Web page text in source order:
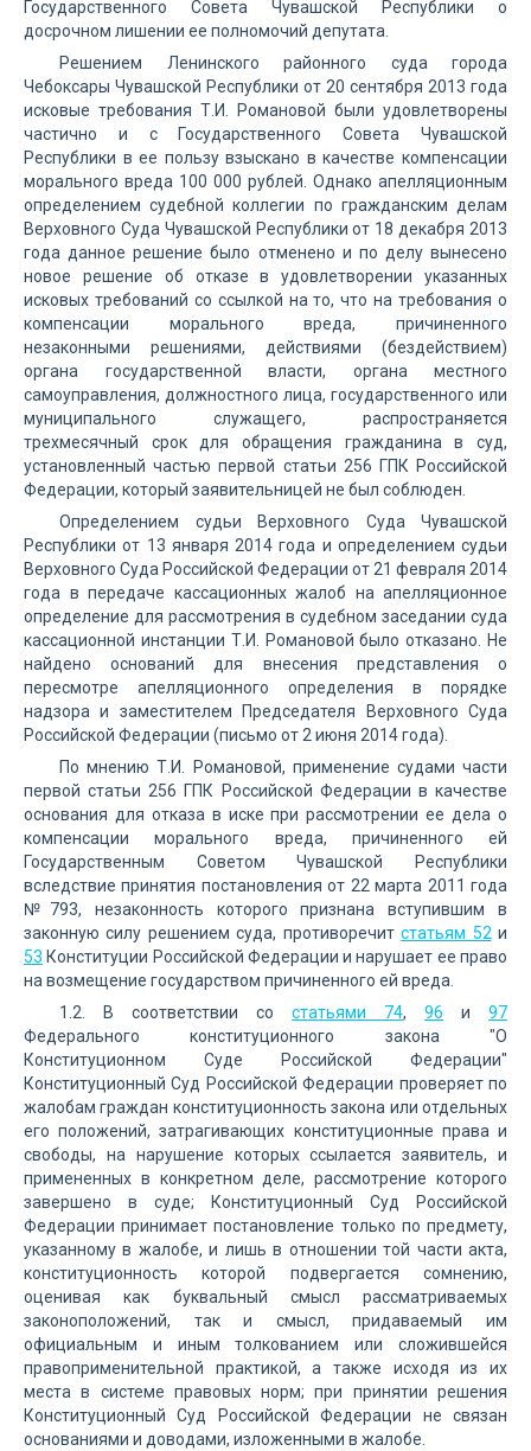
Государственного Совета Чувашской Республики о
досрочном лишении ее полномочий депутата.
Решением Ленинского районного суда города
Чебоксары Чувашской Республики от 20 сентября 2013 года
исковые требования Т.И. Романовой были удовлетворены
частично и с Государственного Совета Чувашской
Республики в ее пользу взыскано в качестве компенсации
морального вреда 100 000 рублей. Однако апелляционным
определением судебной коллегии по гражданским делам
Верховного Суда Чувашской Республики от 18 декабря 2013
года данное решение было отменено и по делу вынесено
новое решение об отказе в удовлетворении указанных
исковых требований со ссылкой на то, что на требования о
компенсации морального вреда, причиненного
незаконными решениями, действиями (бездействием)
органа государственной власти, органа местного
самоуправления, должностного лица, государственного или
муниципального служащего, распространяется
трехмесячный срок для обращения гражданина в суд,
установленный частью первой статьи 256 ГПК Российской
Федерации, который заявительницей не был соблюден.
Определением судьи Верховного Суда Чувашской
Республики от 13 января 2014 года и определением судьи
Верховного Суда Российской Федерации от 21 февраля 2014
года в передаче кассационных жалоб на апелляционное
определение для рассмотрения в судебном заседании суда
кассационной инстанции Т.И. Романовой было отказано. Не
найдено оснований для внесения представления о
пересмотре апелляционного определения в порядке
надзора и заместителем Председателя Верховного Суда
Российской Федерации (письмо от 2 июня 2014 года).
По мнению Т.И. Романовой, применение судами части
первой статьи 256 ГПК Российской Федерации в качестве
основания для отказа в иске при рассмотрении ее дела о
компенсации морального вреда, причиненного ей
Государственным Советом Чувашской Республики
вследствие принятия постановления от 22 марта 2011 года
№793, незаконность которого признана вступившим в
законную силу решением суда, противоречитстатьям 52 и
53 Конституции Российской Федерации и нарушает ее право
на возмещение государством причиненного ей вреда.
1.2. В соответствии со статьями 74, 96 и 97
Федерального конституционного закона "О
Конституционном Суде Российской Федерации"
Конституционный Суд Российской Федерации проверяет по
жалобам граждан конституционность закона или отдельных
его положений, затрагивающих конституционные права и
свободы, на нарушение которых ссылается заявитель, и
примененных в конкретном деле, рассмотрение которого
завершено в суде; Конституционный Суд Российской
Федерации принимает постановление только по предмету,
указанному в жалобе, и лишь в отношении той части акта,
конституционность которой подвергается сомнению,
оценивая как буквальный смысл рассматриваемых
законоположений, так и смысл, придаваемый им
официальным и иным толкованием или сложившейся
правоприменительной практикой, а также исходя из их
места в системе правовых норм; при принятии решения
Конституционный Суд Российской Федерации не связан
основаниями и доводами, изложенными в жалобе.